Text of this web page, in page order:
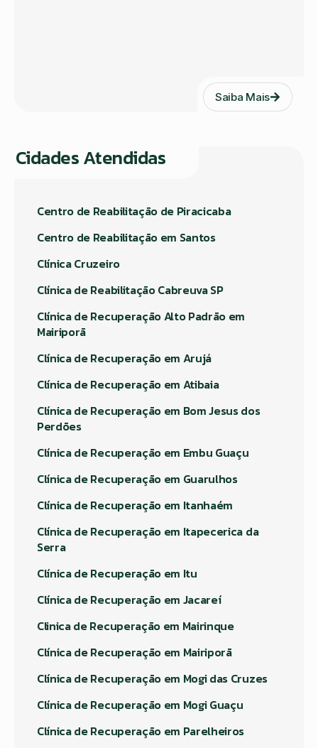
Saiba Mais
Cidades Atendidas
Centro de Reabilitação de Piracicaba
Centro de Reabilitação em Santos
Clínica Cruzeiro
Clínica de Reabilitação Cabreuva SP
Clínica de Recuperação Alto Padrão em
Mairiporã
Clínica de Recuperação em Arujá
Clínica de Recuperação em Atibaia
Clínica de Recuperação em Bom Jesus dos
Perdões
Clínica de Recuperação em Embu Guaçu
Clínica de Recuperação em Guarulhos
Clínica de Recuperação em Itanhaém
Clínica de Recuperação em Itapecerica da
Serra
Clínica de Recuperação em Itu
Clínica de Recuperação em Jacareí
Clinica de Recuperação em Mairinque
Clínica de Recuperação em Mairiporã
Clínica de Recuperação em Mogi das Cruzes
Clínica de Recuperação em Mogi Guaçu
Clínica de Recuperação em Parelheiros